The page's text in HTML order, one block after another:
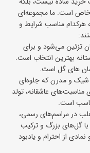
خاص است. ما مجموعه‌ای
هرکدام مناسب شرایط و
تزئین می‌شود و برای
بهترین انتخاب است.
های گل است.
و مدرن که جلوه‌ای
عاشقانه، تولد
است.
در مراسم‌های رسمی،
‌ با گل‌های بزرگ و ترکیب
از احترام و یادبود